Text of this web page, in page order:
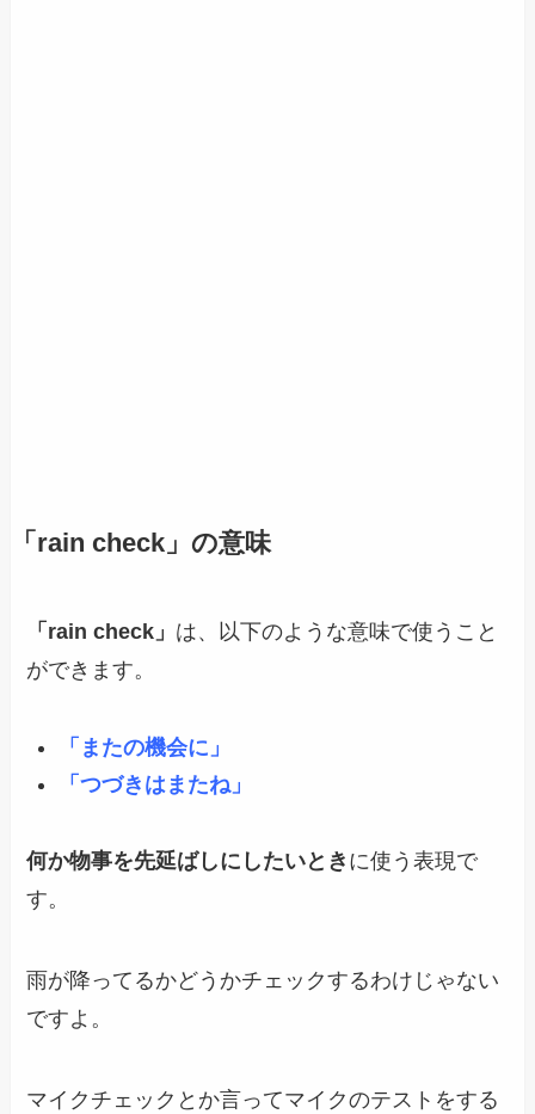
「rain check」 の意味
「rain check」 は、以下のような意味で使うこと
ができます。
「またの機会に」
「つづきはまたね」
何か物事を先延ばしにしたいとき に使う表現で
す。
雨が降ってるかどうかチェックするわけじゃない
ですよ。
マイクチェックとか言ってマイクのテストをする